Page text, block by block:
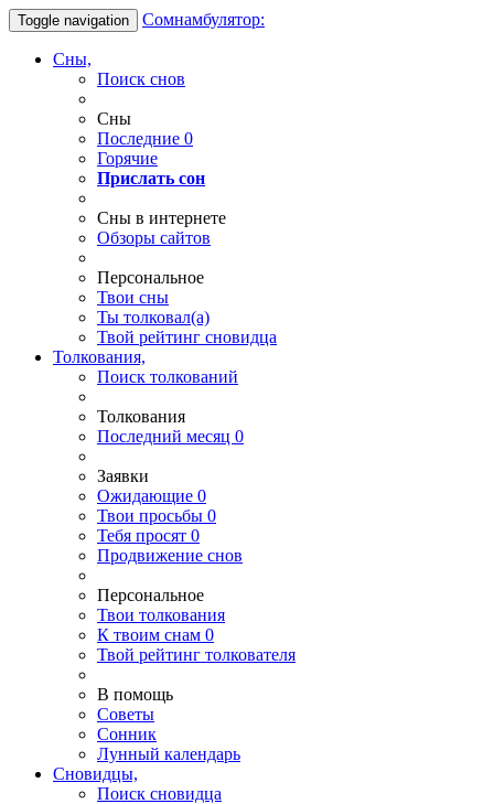
Toggle navigation Сомнамбулятор:
Сны,
Поиск снов
Сны
Последние 0
Горячие
Прислать сон
Сны в интернете
Обзоры сайтов
Персональное
Твои сны
Ты толковал(а)
Твой рейтинг сновидца
Толкования,
Поиск толкований
Толкования
Последний месяц 0
Заявки
Ожидающие 0
Твои просьбы 0
Тебя просят 0
Продвижение снов
Персональное
Твои толкования
К твоим снам 0
Твой рейтинг толкователя
В помощь
Советы
Сонник
Лунный календарь
Сновидцы,
Поиск сновидца